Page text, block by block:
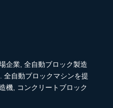
企業, 全自動ブロック製造
全自動ブロックマシンを提
機, コンクリートブロック